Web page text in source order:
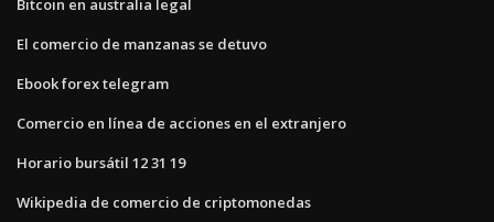
Bitcoin en australia legal
El comercio de manzanas se detuvo
Ebook forex telegram
Comercio en línea de acciones en el extranjero
Horario bursátil 12 31 19
Wikipedia de comercio de criptomonedas